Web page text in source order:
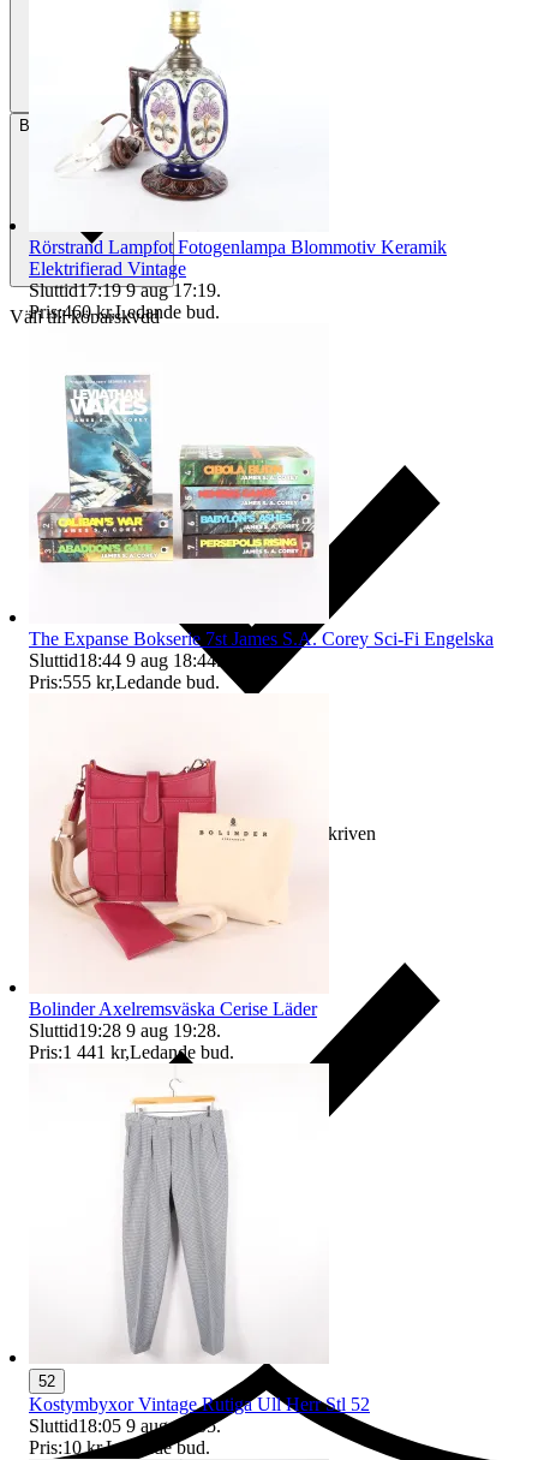
Betalning Via Tradera
Välj till köparskydd
Ersättning om varan inte är som beskriven
Ersättning om du inte får din vara
Rörstrand Lampfot Fotogenlampa Blommotiv Keramik
Elektrifierad Vintage
Sluttid17:19 9 aug 17:19.
Pris:460 kr,Ledande bud.
The Expanse Bokserie 7st James S.A. Corey Sci-Fi Engelska
Sluttid18:44 9 aug 18:44.
Pris:555 kr,Ledande bud.
Bolinder Axelremsväska Cerise Läder
Sluttid19:28 9 aug 19:28.
Pris:1 441 kr,Ledande bud.
52
Kostymbyxor Vintage Rutiga Ull Herr Stl 52
Sluttid18:05 9 aug 18:05.
Pris:10 kr,Ledande bud.